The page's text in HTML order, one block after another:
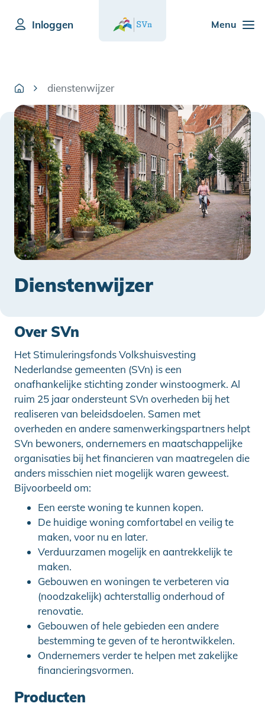
Menu
Inloggen
dienstenwijzer
Dienstenwijzer
Over SVn
Het Stimuleringsfonds Volkshuisvesting
Nederlandse gemeenten (SVn) is een
onafhankelijke stichting zonder winstoogmerk. Al
ruim 25 jaar ondersteunt SVn overheden bij het
realiseren van beleidsdoelen. Samen met
overheden en andere samenwerkingspartners helpt
SVn bewoners, ondernemers en maatschappelijke
organisaties bij het financieren van maatregelen die
anders misschien niet mogelijk waren geweest.
Bijvoorbeeld om:
Een eerste woning te kunnen kopen.
De huidige woning comfortabel en veilig te
maken, voor nu en later.
Verduurzamen mogelijk en aantrekkelijk te
maken.
Gebouwen en woningen te verbeteren via
(noodzakelijk) achterstallig onderhoud of
renovatie.
Gebouwen of hele gebieden een andere
bestemming te geven of te herontwikkelen.
Ondernemers verder te helpen met zakelijke
financieringsvormen.
Producten